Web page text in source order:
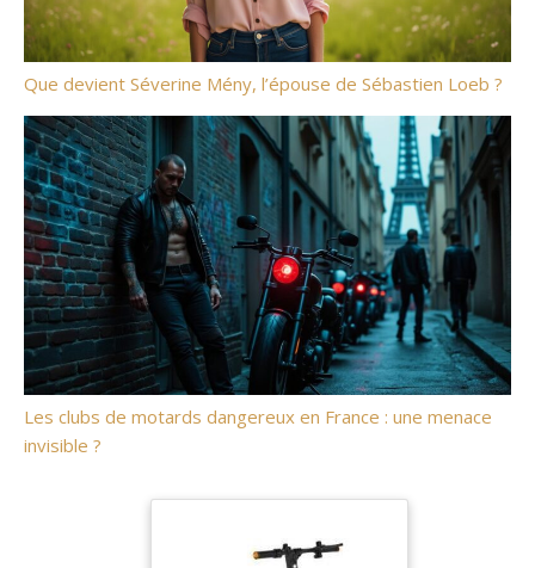
Que devient Séverine Mény, l’épouse de Sébastien Loeb ?
Les clubs de motards dangereux en France : une menace
invisible ?